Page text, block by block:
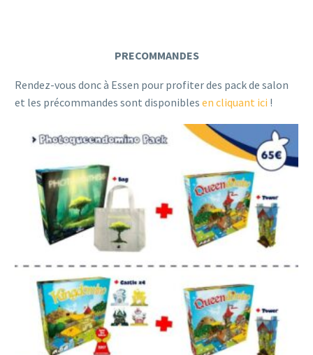
PRECOMMANDES
Rendez-vous donc à Essen pour profiter des pack de salon
et les précommandes sont disponibles en cliquant ici !